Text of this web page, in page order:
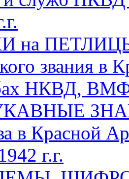
на
звания в
НКВД, ВМФ
в Красной
г.г.